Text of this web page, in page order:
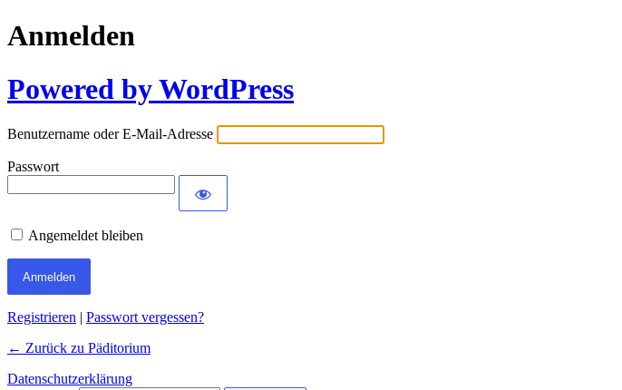
Anmelden
Powered by WordPress
Benutzername oder E-Mail-Adresse
Passwort
Angemeldet bleiben
Registrieren | Passwort vergessen?
← Zurück zu Päditorium
Datenschutzerklärung